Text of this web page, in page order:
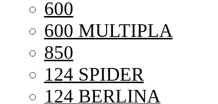
600
600 MULTIPLA
850
124 SPIDER
124 BERLINA